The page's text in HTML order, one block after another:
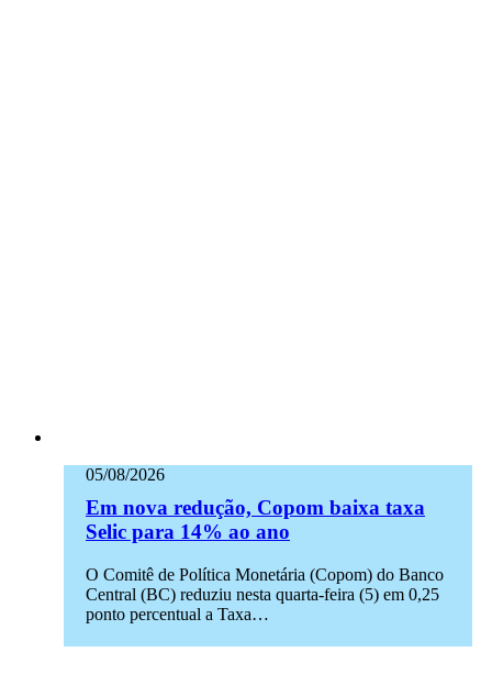
05/08/2026
Em nova redução, Copom baixa taxa
Selic para 14% ao ano
O Comitê de Política Monetária (Copom) do Banco
Central (BC) reduziu nesta quarta-feira (5) em 0,25
ponto percentual a Taxa…